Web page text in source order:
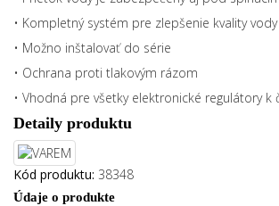
• Kompletný systém pre zlepšenie kvality vody
• Možno inštalovať do série
• Ochrana proti tlakovým rázom
• Vhodná pre všetky elektronické regulátory
Detaily produktu
Kód produktu: 38348
Údaje o produkte